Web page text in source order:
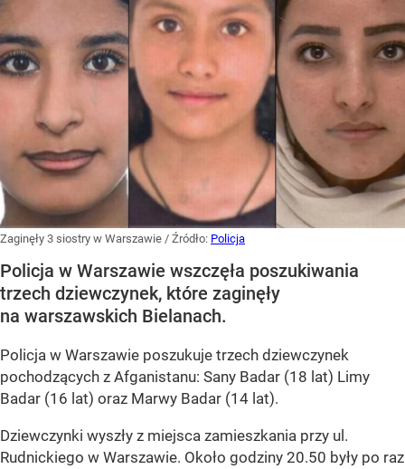
Zaginęły 3 siostry w Warszawie / Źródło: Policja
Policja w Warszawie wszczęła poszukiwania
trzech dziewczynek, które zaginęły
na warszawskich Bielanach.
Policja w Warszawie poszukuje trzech dziewczynek
pochodzących z Afganistanu: Sany Badar (18 lat) Limy
Badar (16 lat) oraz Marwy Badar (14 lat).
Dziewczynki wyszły z miejsca zamieszkania przy ul.
Rudnickiego w Warszawie. Około godziny 20.50 były po raz